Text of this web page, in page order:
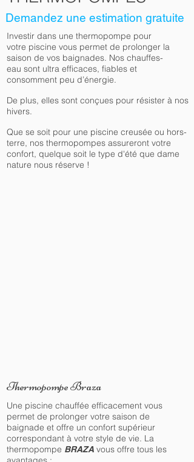
Demandez une estimation gratuite
Investir dans une thermopompe pour
votre piscine vous permet de prolonger la
saison de vos baignades. Nos chauffes-
eau sont ultra efficaces, fiables et
consomment peu d’énergie.
De plus, elles sont conçues pour résister à nos
hivers.
Que se soit pour une piscine creusée ou hors-
terre, nos thermopompes assureront votre
confort, quelque soit le type d'été que dame
nature nous réserve !
Thermopompe Braza
Une piscine chauffée efficacement vous
permet de prolonger votre saison de
baignade et offre un confort supérieur
correspondant à votre style de vie. La
thermopompe BRAZA vous offre tous les